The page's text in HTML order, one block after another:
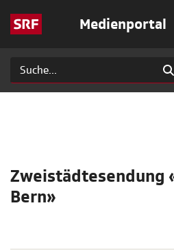
Medienportal
Zweistädtesendung
Bern»